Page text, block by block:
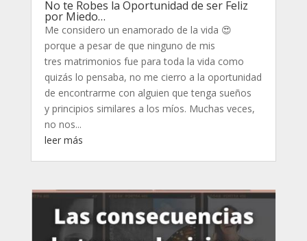
No te Robes la Oportunidad de ser Feliz
por Miedo…
Me considero un enamorado de la vida 😍
porque a pesar de que ninguno de mis
tres matrimonios fue para toda la vida como
quizás lo pensaba, no me cierro a la oportunidad
de encontrarme con alguien que tenga sueños
y principios similares a los míos. Muchas veces,
no nos...
leer más